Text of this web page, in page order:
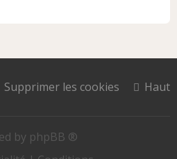
Haut
Supprimer les cookies
by phpBB ®